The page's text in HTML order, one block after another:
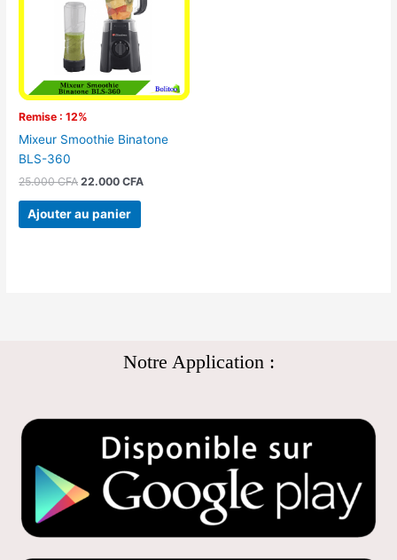
Remise : 12%
Mixeur Smoothie Binatone
BLS-360
25.000CFA 22.000CFA
Ajouter au panier
Notre Application :